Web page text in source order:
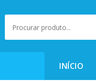
INÍCIO